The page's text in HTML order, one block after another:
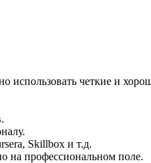
использовать четкие и
Skillbox и т.д.
на профессиональном поле.